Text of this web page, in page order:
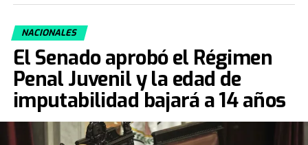
NACIONALES
El Senado aprobó el Régimen
Penal Juvenil y la edad de
imputabilidad bajará a 14 años